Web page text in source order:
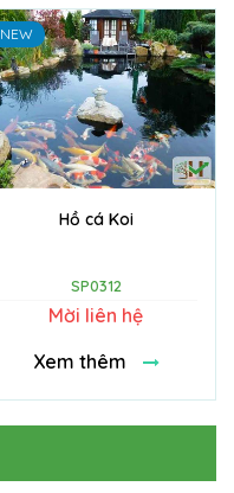
NEW
Hồ cá Koi
SP0312
Mời liên hệ
Xem thêm